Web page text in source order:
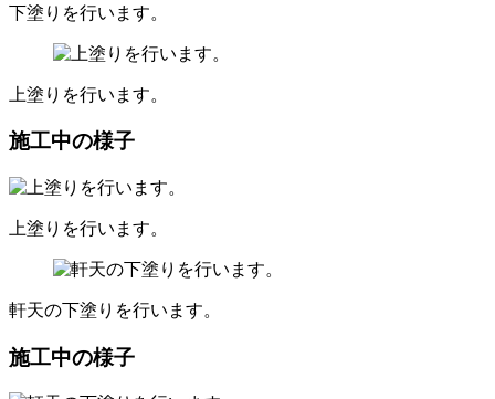
下塗りを行います。
上塗りを行います。
施工中の様子
上塗りを行います。
軒天の下塗りを行います。
施工中の様子